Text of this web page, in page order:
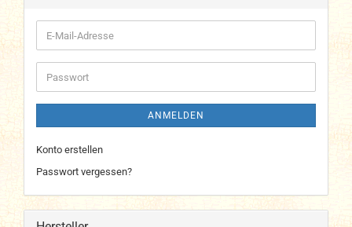
E-
Mail-
Adresse
Passwort
ANMELDEN
Konto erstellen
Passwort vergessen?